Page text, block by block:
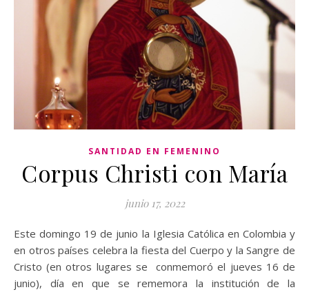
SANTIDAD EN FEMENINO
Corpus Christi con María
junio 17, 2022
Este domingo 19 de junio la Iglesia Católica en Colombia y
en otros países celebra la fiesta del Cuerpo y la Sangre de
Cristo (en otros lugares se conmemoró el jueves 16 de
junio), día en que se rememora la institución de la